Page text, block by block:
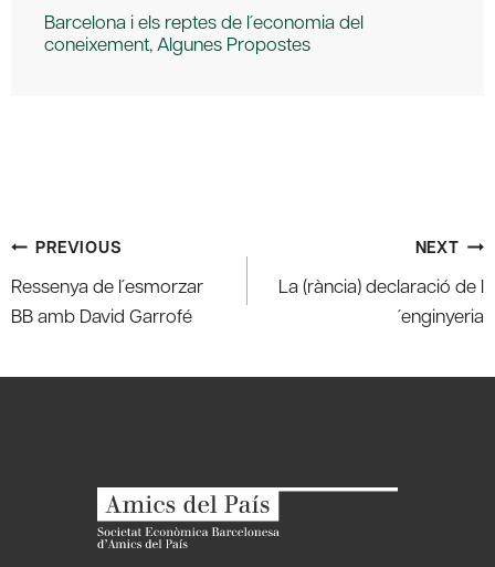
Barcelona i els reptes de l´economia del
coneixement, Algunes Propostes
Post
navigation
PREVIOUS
Ressenya de l´esmorzar
BB amb David Garrofé
NEXT
La (rància) declaració de l
´enginyeria